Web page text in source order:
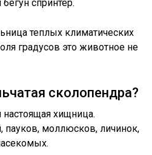
спринтер.
теплых климатических
градусов это животное не
сколопендра?
хищница.
пауков, моллюсков, личинок,